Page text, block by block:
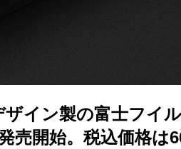
イン製の富士フイ
開始。税込価格は